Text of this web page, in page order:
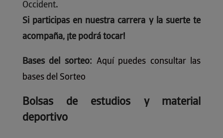
Occident.
Si participas en nuestra carrera y la suerte te
acompaña, ¡te podrá tocar!
Bases del sorteo: Aquí puedes consultar las
bases del Sorteo
Bolsas de estudios y material
deportivo